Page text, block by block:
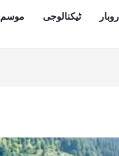
ٹیکنالوجی موسم